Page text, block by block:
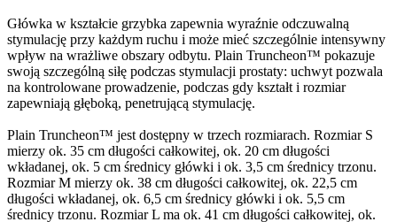
Główka w kształcie grzybka zapewnia wyraźnie odczuwalną
stymulację przy każdym ruchu i może mieć szczególnie intensywny
wpływ na wrażliwe obszary odbytu. Plain Truncheon™ pokazuje
swoją szczególną siłę podczas stymulacji prostaty: uchwyt pozwala
na kontrolowane prowadzenie, podczas gdy kształt i rozmiar
zapewniają głęboką, penetrującą stymulację.
Plain Truncheon™ jest dostępny w trzech rozmiarach. Rozmiar S
mierzy ok. 35 cm długości całkowitej, ok. 20 cm długości
wkładanej, ok. 5 cm średnicy główki i ok. 3,5 cm średnicy trzonu.
Rozmiar M mierzy ok. 38 cm długości całkowitej, ok. 22,5 cm
długości wkładanej, ok. 6,5 cm średnicy główki i ok. 5,5 cm
średnicy trzonu. Rozmiar L ma ok. 41 cm długości całkowitej, ok.